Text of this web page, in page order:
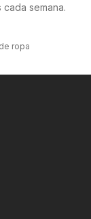
semana.
ropa